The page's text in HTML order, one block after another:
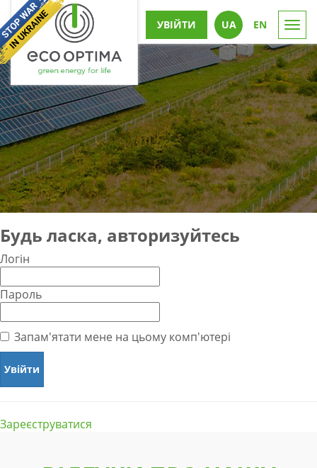
УВІЙТИ UА EN
Будь ласка, авторизуйтесь
Логін
Пароль
Запам'ятати мене на цьому комп'ютері
Зареєструватися